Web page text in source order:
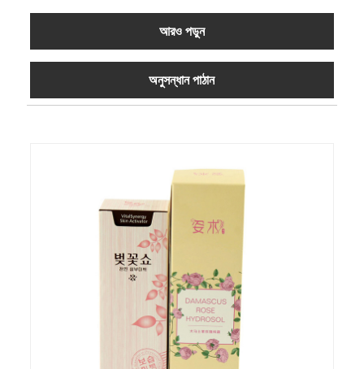
আরও পড়ুন
অনুসন্ধান পাঠান